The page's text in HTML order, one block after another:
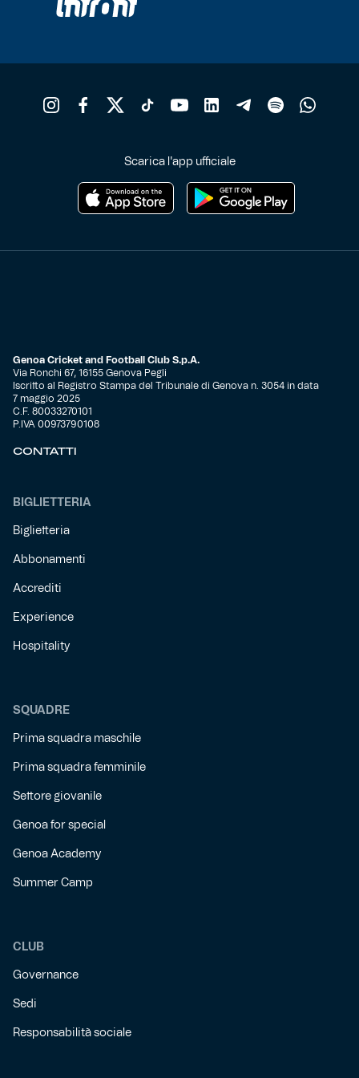
Robe di Kappa x Genoa
Red&Blue Voices
Caffè Boasi x Genoa
Helan x Genoa
Fortissimo batte il mio cuor
Scarica l'app ufficiale
Genoa Cricket and Football Club S.p.A.
Via Ronchi 67, 16155 Genova Pegli
Iscritto al Registro Stampa del Tribunale di Genova n. 3054 in data
7 maggio 2025
C.F. 80033270101
P.IVA 00973790108
CONTATTI
BIGLIETTERIA
Biglietteria
Abbonamenti
Accrediti
Experience
Hospitality
SQUADRE
Prima squadra maschile
Prima squadra femminile
Settore giovanile
Genoa for special
Genoa Academy
Summer Camp
CLUB
Governance
Sedi
Responsabilità sociale